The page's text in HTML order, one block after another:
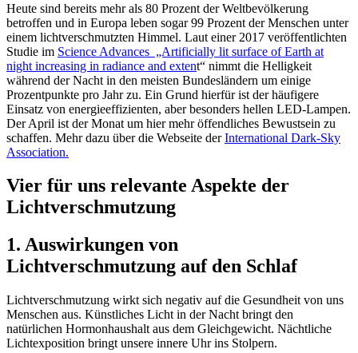
Heute sind bereits mehr als 80 Prozent der Weltbevölkerung
betroffen und in Europa leben sogar 99 Prozent der Menschen unter
einem lichtverschmutzten Himmel. Laut einer 2017 veröffentlichten
Studie im Science Advances „Artificially lit surface of Earth at
night increasing in radiance and extent“ nimmt die Helligkeit
während der Nacht in den meisten Bundesländern um einige
Prozentpunkte pro Jahr zu. Ein Grund hierfür ist der häufigere
Einsatz von energieeffizienten, aber besonders hellen LED-Lampen.
Der April ist der Monat um hier mehr öffendliches Bewustsein zu
schaffen. Mehr dazu über die Webseite derInternational Dark-Sky
Association.
Vier für uns relevante Aspekte der
Lichtverschmutzung
1. Auswirkungen von
Lichtverschmutzung auf den Schlaf
Lichtverschmutzung wirkt sich negativ auf die Gesundheit von uns
Menschen aus. Künstliches Licht in der Nacht bringt den
natürlichen Hormonhaushalt aus dem Gleichgewicht. Nächtliche
Lichtexposition bringt unsere innere Uhr ins Stolpern.